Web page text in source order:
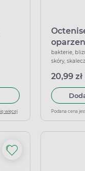
miękkich
do koszyka Spirytus
więcej
bakterie,
skóry,
ochronne,
20,99 zł
Podana cena